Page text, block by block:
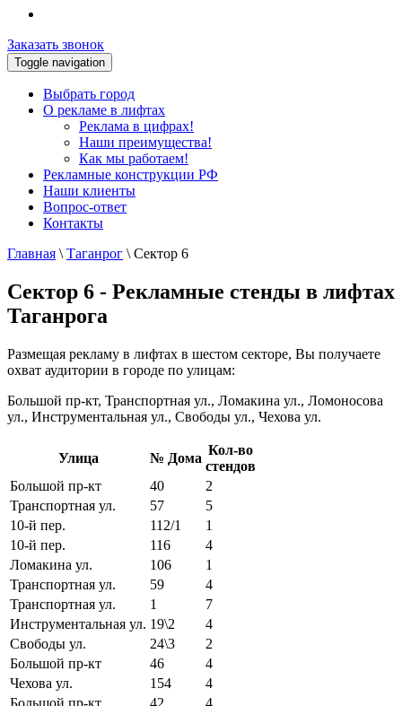
Заказать звонок
Toggle navigation
Выбрать город
О рекламе в лифтах
Реклама в цифрах!
Наши преимущества!
Как мы работаем!
Рекламные конструкции РФ
Наши клиенты
Вопрос-ответ
Контакты
Главная \ Таганрог \ Сектор 6
Сектор 6 - Рекламные стенды в лифтах
Таганрога
Размещая рекламу в лифтах в шестом секторе, Вы получаете
охват аудитории в городе по улицам:
Большой пр-кт, Транспортная ул., Ломакина ул., Ломоносова
ул., Инструментальная ул., Свободы ул., Чехова ул.
Улица № Дома
Кол-во
стендов
Большой пр-кт
40
2
Транспортная ул.
57
5
10-й пер.
112/1
1
10-й пер.
116
4
Ломакина ул.
106
1
Транспортная ул.
59
4
Транспортная ул.
1
7
Инструментальная ул. 19\2
4
Свободы ул.
24\3
2
Большой пр-кт
46
4
Чехова ул.
154
4
Большой пр-кт
42
4